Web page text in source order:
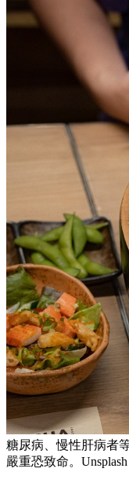
糖尿病、慢性肝病者
嚴重恐致命。Unsplash